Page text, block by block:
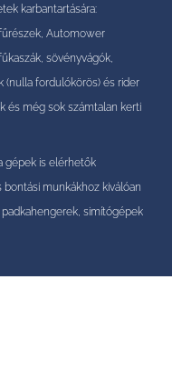
karbantartására:
Automower
sövényvágók,
(nulla fordulókörös) és rider
és még sok számtalan kerti
gépek is elérhetők
munkákhoz kiválóan
simítógépek